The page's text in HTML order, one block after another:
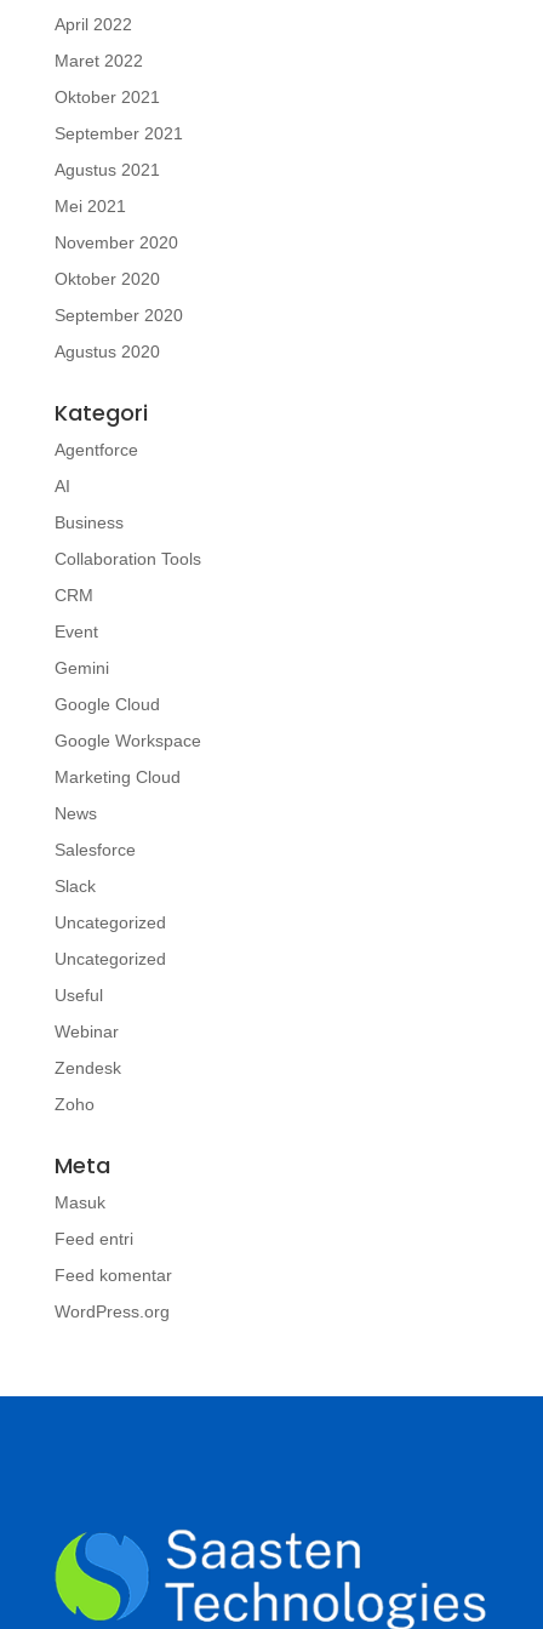
April 2022
Maret 2022
Oktober 2021
September 2021
Agustus 2021
Mei 2021
November 2020
Oktober 2020
September 2020
Agustus 2020
Kategori
Agentforce
AI
Business
Collaboration Tools
CRM
Event
Gemini
Google Cloud
Google Workspace
Marketing Cloud
News
Salesforce
Slack
Uncategorized
Uncategorized
Useful
Webinar
Zendesk
Zoho
Meta
Masuk
Feed entri
Feed komentar
WordPress.org